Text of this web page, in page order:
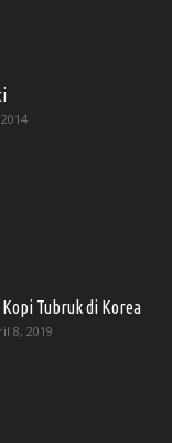
Tubruk di Korea
8, 2019